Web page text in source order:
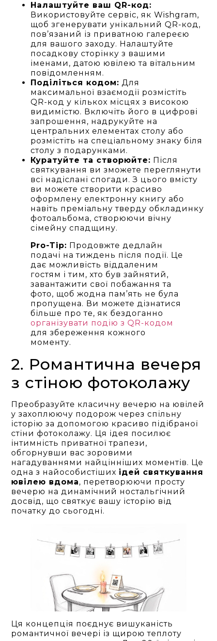
Налаштуйте ваш QR-код:
Використовуйте сервіс, як Wishgram,
щоб згенерувати унікальний QR-код,
пов’язаний із приватною галереєю
для вашого заходу. Налаштуйте
посадкову сторінку з вашими
іменами, датою ювілею та вітальним
повідомленням.
Поділіться кодом: Для
максимальної взаємодії розмістіть
QR-код у кількох місцях з високою
видимістю. Включіть його в цифрові
запрошення, надрукуйте на
центральних елементах столу або
розмістіть на спеціальному знаку біля
столу з подарунками.
Куратуйте та створюйте: Після
святкування ви зможете переглянути
всі надіслані спогади. З цього вмісту
ви можете створити красиво
оформлену електронну книгу або
навіть преміальну тверду обкладинку
фотоальбома, створюючи вічну
сімейну спадщину.
Pro-Tip: Продовжте дедлайн
подачі на тиждень після події. Це
дає можливість віддаленим
гостям і тим, хто був зайнятий,
завантажити свої побажання та
фото, щоб жодна пам’ять не була
пропущена. Ви можете дізнатися
більше про те, як бездоганно
організувати подію з QR-кодом
для збереження кожного
моменту.
2. Романтична вечеря
з стіною фотоколажу
Преобразуйте класичну вечерю на ювілей
у захоплюючу подорож через спільну
історію за допомогою красиво підібраної
стіни фотоколажу. Ця ідея посилює
інтимність приватної трапези,
обгорнувши вас зоровими
нагадуваннями найцінніших моментів. Це
одна з найособистіших ідей святкування
ювілею вдома, перетворюючи просту
вечерю на динамічний ностальгічний
досвід, що святкує вашу історію від
початку до сьогодні.
Ця концепція поєднує вишуканість
романтичної вечері із щирою теплоту